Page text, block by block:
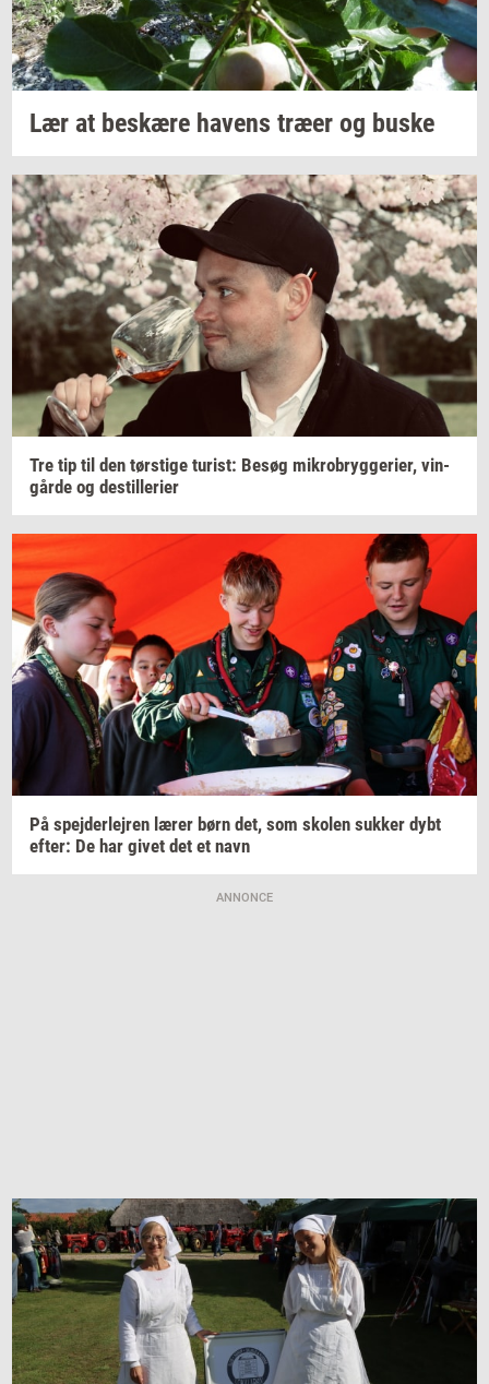
Lær at be­skæ­re ha­vens træer og buske
Tre tip til den tørsti­ge turist: Besøg mi­kro­bryg­ge­ri­er, vin­
går­de og destil­le­ri­er
På spej­der­lej­ren lærer børn det, som sko­len suk­ker dybt
efter: De har givet det et navn
ANNONCE